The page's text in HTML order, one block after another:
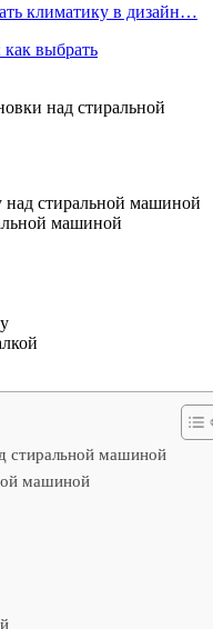
климатику в дизайн…
выбрать
над стиральной машиной
машиной
стиральной машиной
машиной